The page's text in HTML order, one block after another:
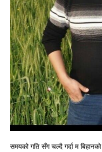
समयको गति सँग चल्दै गर्दा म